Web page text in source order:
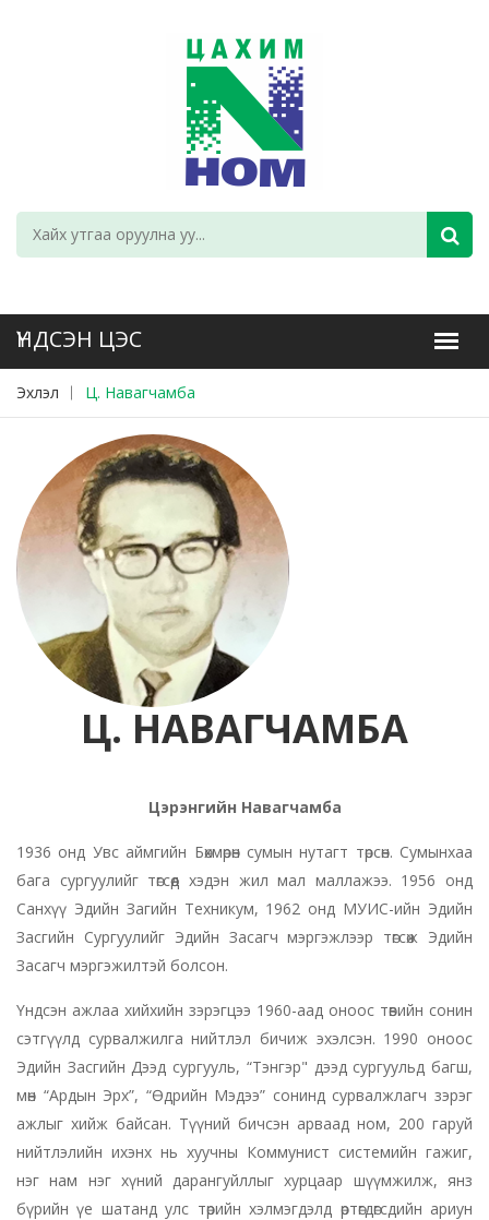
Эхлэл Ц. Навагчамба
Ц. НАВАГЧАМБА
Цэрэнгийн Навагчамба
1936 онд Увс аймгийн Бөхмөрөн сумын нутагт төрсөн. Сумынхаа
бага сургуулийг төгсөөд хэдэн жил мал маллажээ. 1956 онд
Санхүү Эдийн Загийн Техникум, 1962 онд МУИС-ийн Эдийн
Засгийн Сургуулийг Эдийн Засагч мэргэжлээр төгсөж Эдийн
Засагч мэргэжилтэй болсон.
Үндсэн ажлаа хийхийн зэрэгцээ 1960-аад оноос төвийн сонин
сэтгүүлд сурвалжилга нийтлэл бичиж эхэлсэн. 1990 оноос
Эдийн Засгийн Дээд сургууль, “Тэнгэр" дээд сургуульд багш,
мөн “Ардын Эрх”, “Өдрийн Мэдээ” сонинд сурвалжлагч зэрэг
ажлыг хийж байсан. Түүний бичсэн арваад ном, 200 гаруй
нийтлэлийн ихэнх нь хуучны Коммунист системийн гажиг,
нэг нам нэг хүний дарангуйллыг хурцаар шүүмжилж, янз
бүрийн үе шатанд улс төрийн хэлмэгдэлд өртөгдөгсдийн ариун